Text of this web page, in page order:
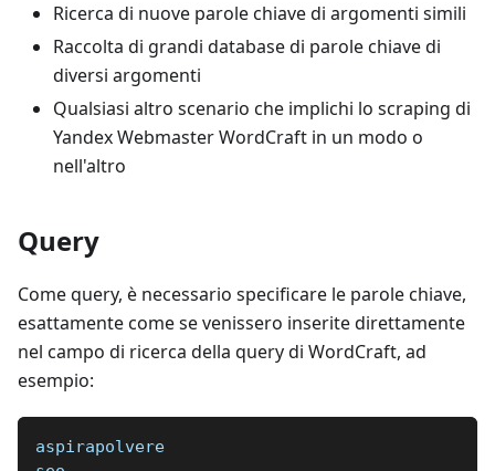
Ricerca di nuove parole chiave di argomenti simili
Raccolta di grandi database di parole chiave di
diversi argomenti
Qualsiasi altro scenario che implichi lo scraping di
Yandex Webmaster WordCraft in un modo o
nell'altro
Query
Come query, è necessario specificare le parole chiave,
esattamente come se venissero inserite direttamente
nel campo di ricerca della query di WordCraft, ad
esempio:
aspirapolvere